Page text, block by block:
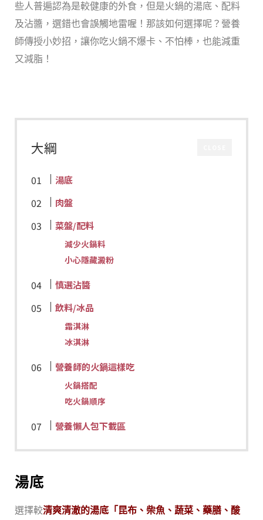
些人普遍認為是較健康的外食，但是火鍋的湯底、配料
及沾醬，選錯也會誤觸地雷喔！那該如何選擇呢？營養
師傳授小妙招，讓你吃火鍋不爆卡、不怕棒，也能減重
又減脂！
大綱
湯底
肉盤
菜盤/配料
減少火鍋料
小心隱藏澱粉
慎選沾醬
飲料/冰品
霜淇淋
冰淇淋
營養師的火鍋這樣吃
火鍋搭配
吃火鍋順序
營養懶人包下載區
湯底
選擇較清爽清澈的湯底「昆布、柴魚、蔬菜、藥膳、酸